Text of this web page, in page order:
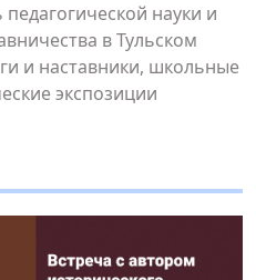
науки и
в Тульском
и наставники, школьные
экспозиции